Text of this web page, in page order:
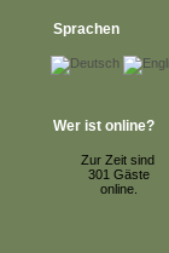
Sprachen
Wer ist online?
Zur Zeit sind
301 Gäste
online.